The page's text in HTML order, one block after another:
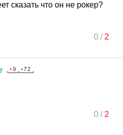
сказать что он не рокер?
0/ 2
0/ 2